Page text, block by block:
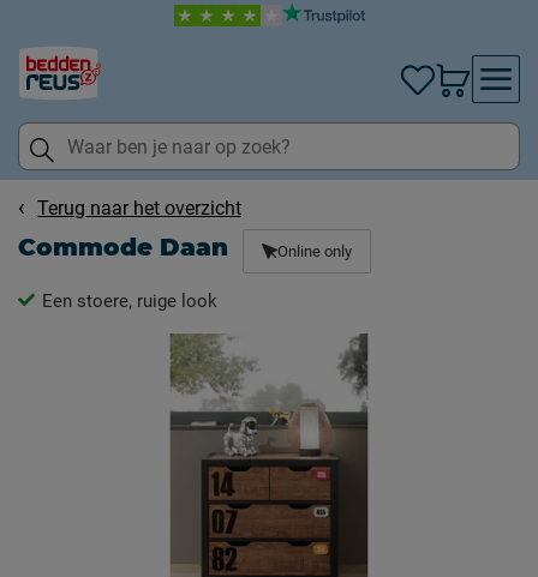
Terug naar het overzicht
Commode Daan Online only
Een stoere, ruige look